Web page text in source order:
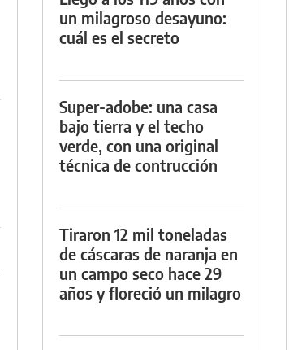
un milagroso desayuno:
cuál es el secreto
Super-adobe: una casa
bajo tierra y el techo
verde, con una original
técnica de contrucción
Tiraron 12 mil toneladas
de cáscaras de naranja en
un campo seco hace 29
años y floreció un milagro